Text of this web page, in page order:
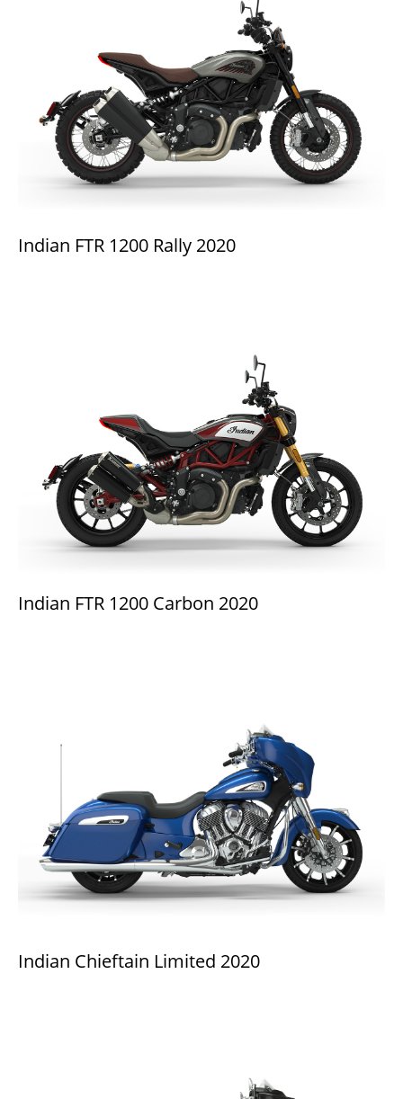
Indian FTR 1200 Rally 2020
Indian FTR 1200 Carbon 2020
Indian Chieftain Limited 2020